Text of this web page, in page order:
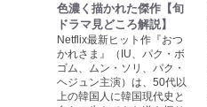
色濃く描かれた傑作【旬
ドラマ見どころ解説】
Netflix最新ヒット作『おつ
かれさま』（IU、パク・ボ
ゴム、ムン・ソリ、パク・
ヘジュン主演）は、50代以
上の韓国人に韓国現代史と